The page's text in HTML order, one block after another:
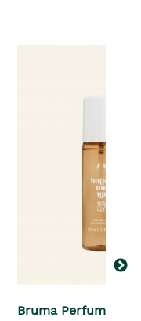
Bruma Perfumada